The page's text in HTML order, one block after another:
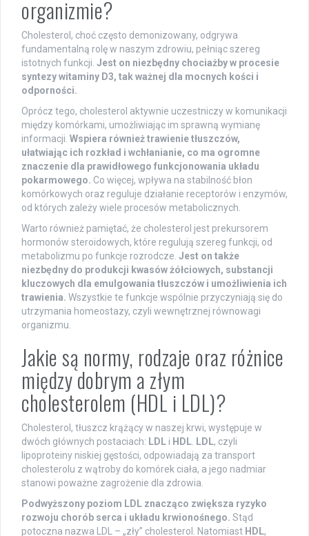
organizmie?
Cholesterol, choć często demonizowany, odgrywa
fundamentalną rolę w naszym zdrowiu, pełniąc szereg
istotnych funkcji. Jest on niezbędny chociażby w procesie
syntezy witaminy D3, tak ważnej dla mocnych kości i
odporności.
Oprócz tego, cholesterol aktywnie uczestniczy w komunikacji
między komórkami, umożliwiając im sprawną wymianę
informacji. Wspiera również trawienie tłuszczów,
ułatwiając ich rozkład i wchłanianie, co ma ogromne
znaczenie dla prawidłowego funkcjonowania układu
pokarmowego. Co więcej, wpływa na stabilność błon
komórkowych oraz reguluje działanie receptorów i enzymów,
od których zależy wiele procesów metabolicznych.
Warto również pamiętać, że cholesterol jest prekursorem
hormonów steroidowych, które regulują szereg funkcji, od
metabolizmu po funkcje rozrodcze. Jest on także
niezbędny do produkcji kwasów żółciowych, substancji
kluczowych dla emulgowania tłuszczów i umożliwienia ich
trawienia. Wszystkie te funkcje wspólnie przyczyniają się do
utrzymania homeostazy, czyli wewnętrznej równowagi
organizmu.
Jakie są normy, rodzaje oraz różnice
między dobrym a złym
cholesterolem (HDL i LDL)?
Cholesterol, tłuszcz krążący w naszej krwi, występuje w
dwóch głównych postaciach: LDL i HDL. LDL, czyli
lipoproteiny niskiej gęstości, odpowiadają za transport
cholesterolu z wątroby do komórek ciała, a jego nadmiar
stanowi poważne zagrożenie dla zdrowia.
Podwyższony poziom LDL znacząco zwiększa ryzyko
rozwoju chorób serca i układu krwionośnego. Stąd
potoczna nazwa LDL – „zły” cholesterol. Natomiast HDL,